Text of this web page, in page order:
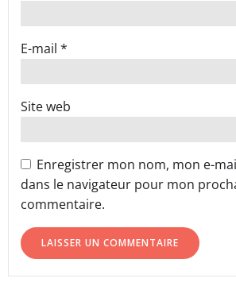
E-mail *
Site web
Enregistrer mon nom, mon e-
dans le navigateur pour mon
commentaire.